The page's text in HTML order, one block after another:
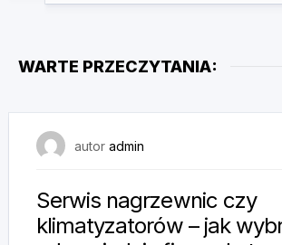
WARTE PRZECZYTANIA:
autor admin
Serwis nagrzewnic czy
klimatyzatorów – jak